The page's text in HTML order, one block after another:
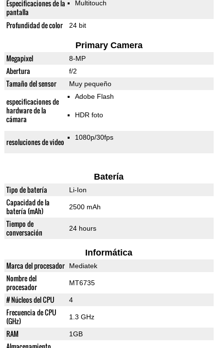
Especificaciones de la
pantalla
Multitouch
Profundidad de color 24 bit
Primary Camera
Megapixel 8-MP
Abertura f/2
Tamaño del sensor Muy pequeño
especificaciones de
hardware de la
cámara
Adobe Flash
HDR foto
resoluciones de video 1080p/30fps
Batería
Tipo de batería Li-Ion
Capacidad de la
batería (mAh)
2500 mAh
Tiempo de
conversación
24 hours
Informática
Marca del procesador Mediatek
Nombre del
procesador
MT6735
# Núcleos del CPU 4
Frecuencia de CPU
(GHz)
1.3 GHz
RAM 1GB